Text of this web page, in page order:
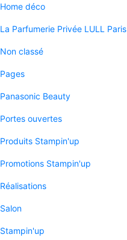
Home déco
La Parfumerie Privée LULL Paris
Non classé
Pages
Panasonic Beauty
Portes ouvertes
Produits Stampin'up
Promotions Stampin'up
Réalisations
Salon
Stampin'up